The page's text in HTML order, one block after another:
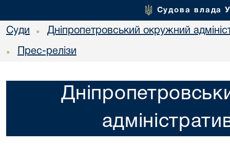
Судова влада
Суди • Дніпропетровський окружний
• Прес-релізи